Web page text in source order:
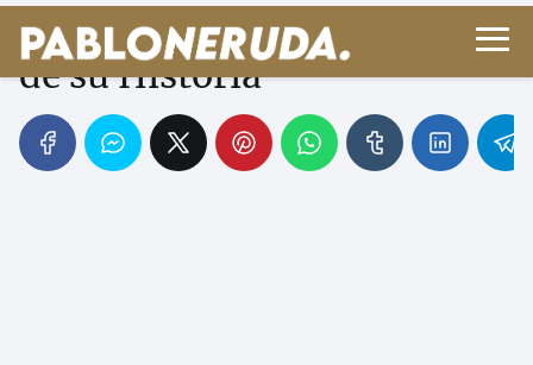
Entiende a Neruda a Través
de su Historia